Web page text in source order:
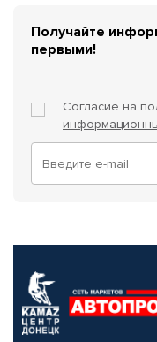
Получайте
первыми!
Согласие на